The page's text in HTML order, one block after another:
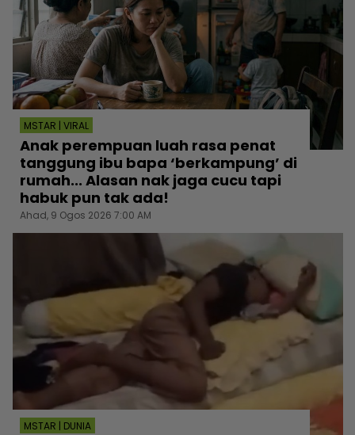
MSTAR | VIRAL
Anak perempuan luah rasa penat
tanggung ibu bapa ‘berkampung’ di
rumah... Alasan nak jaga cucu tapi
habuk pun tak ada!
Ahad, 9 Ogos 2026 7:00 AM
MSTAR | DUNIA